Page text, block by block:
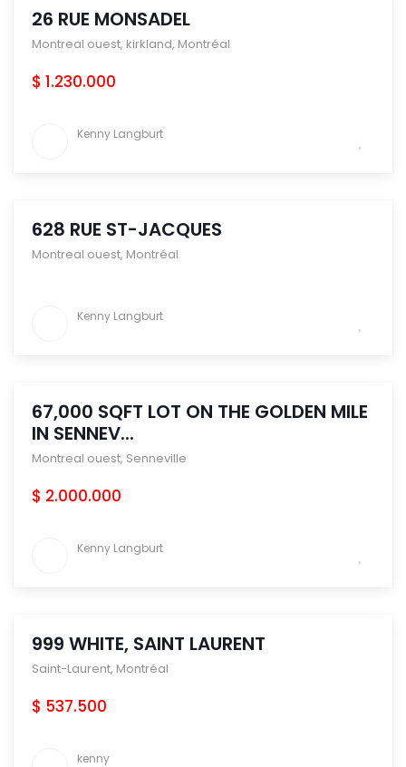
26 RUE MONSADEL
Montreal ouest, kirkland, Montréal
$ 1.230.000
Kenny Langburt
628 RUE ST-JACQUES
Montreal ouest, Montréal
Kenny Langburt
67,000 SQFT LOT ON THE GOLDEN MILE
IN SENNEV...
Montreal ouest, Senneville
$ 2.000.000
Kenny Langburt
999 WHITE, SAINT LAURENT
Saint-Laurent, Montréal
$ 537.500
kenny